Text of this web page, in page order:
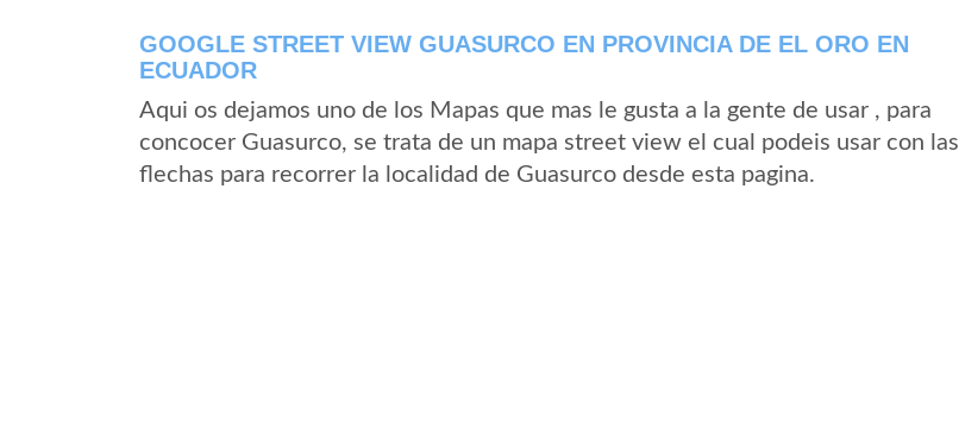
GOOGLE STREET VIEW GUASURCO EN PROVINCIA DE EL ORO EN
ECUADOR
Aqui os dejamos uno de los Mapas que mas le gusta a la gente de usar , para
concocer Guasurco, se trata de un mapa street view el cual podeis usar con las
flechas para recorrer la localidad de Guasurco desde esta pagina.